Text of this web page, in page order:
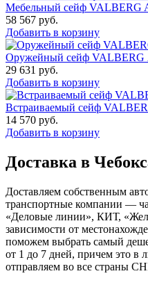
Мебельный сейф VALBERG
58 567 руб.
Добавить в корзину
Оружейный сейф
29 631 руб.
Добавить в корзину
Встраиваемый сейф
14 570 руб.
Добавить в корзину
Доставка в
Доставляем собственным
транспортные компании —
«Деловые линии», КИТ,
зависимости от
поможем выбрать самый
от 1 до 7 дней, причем это в
отправляем во все страны